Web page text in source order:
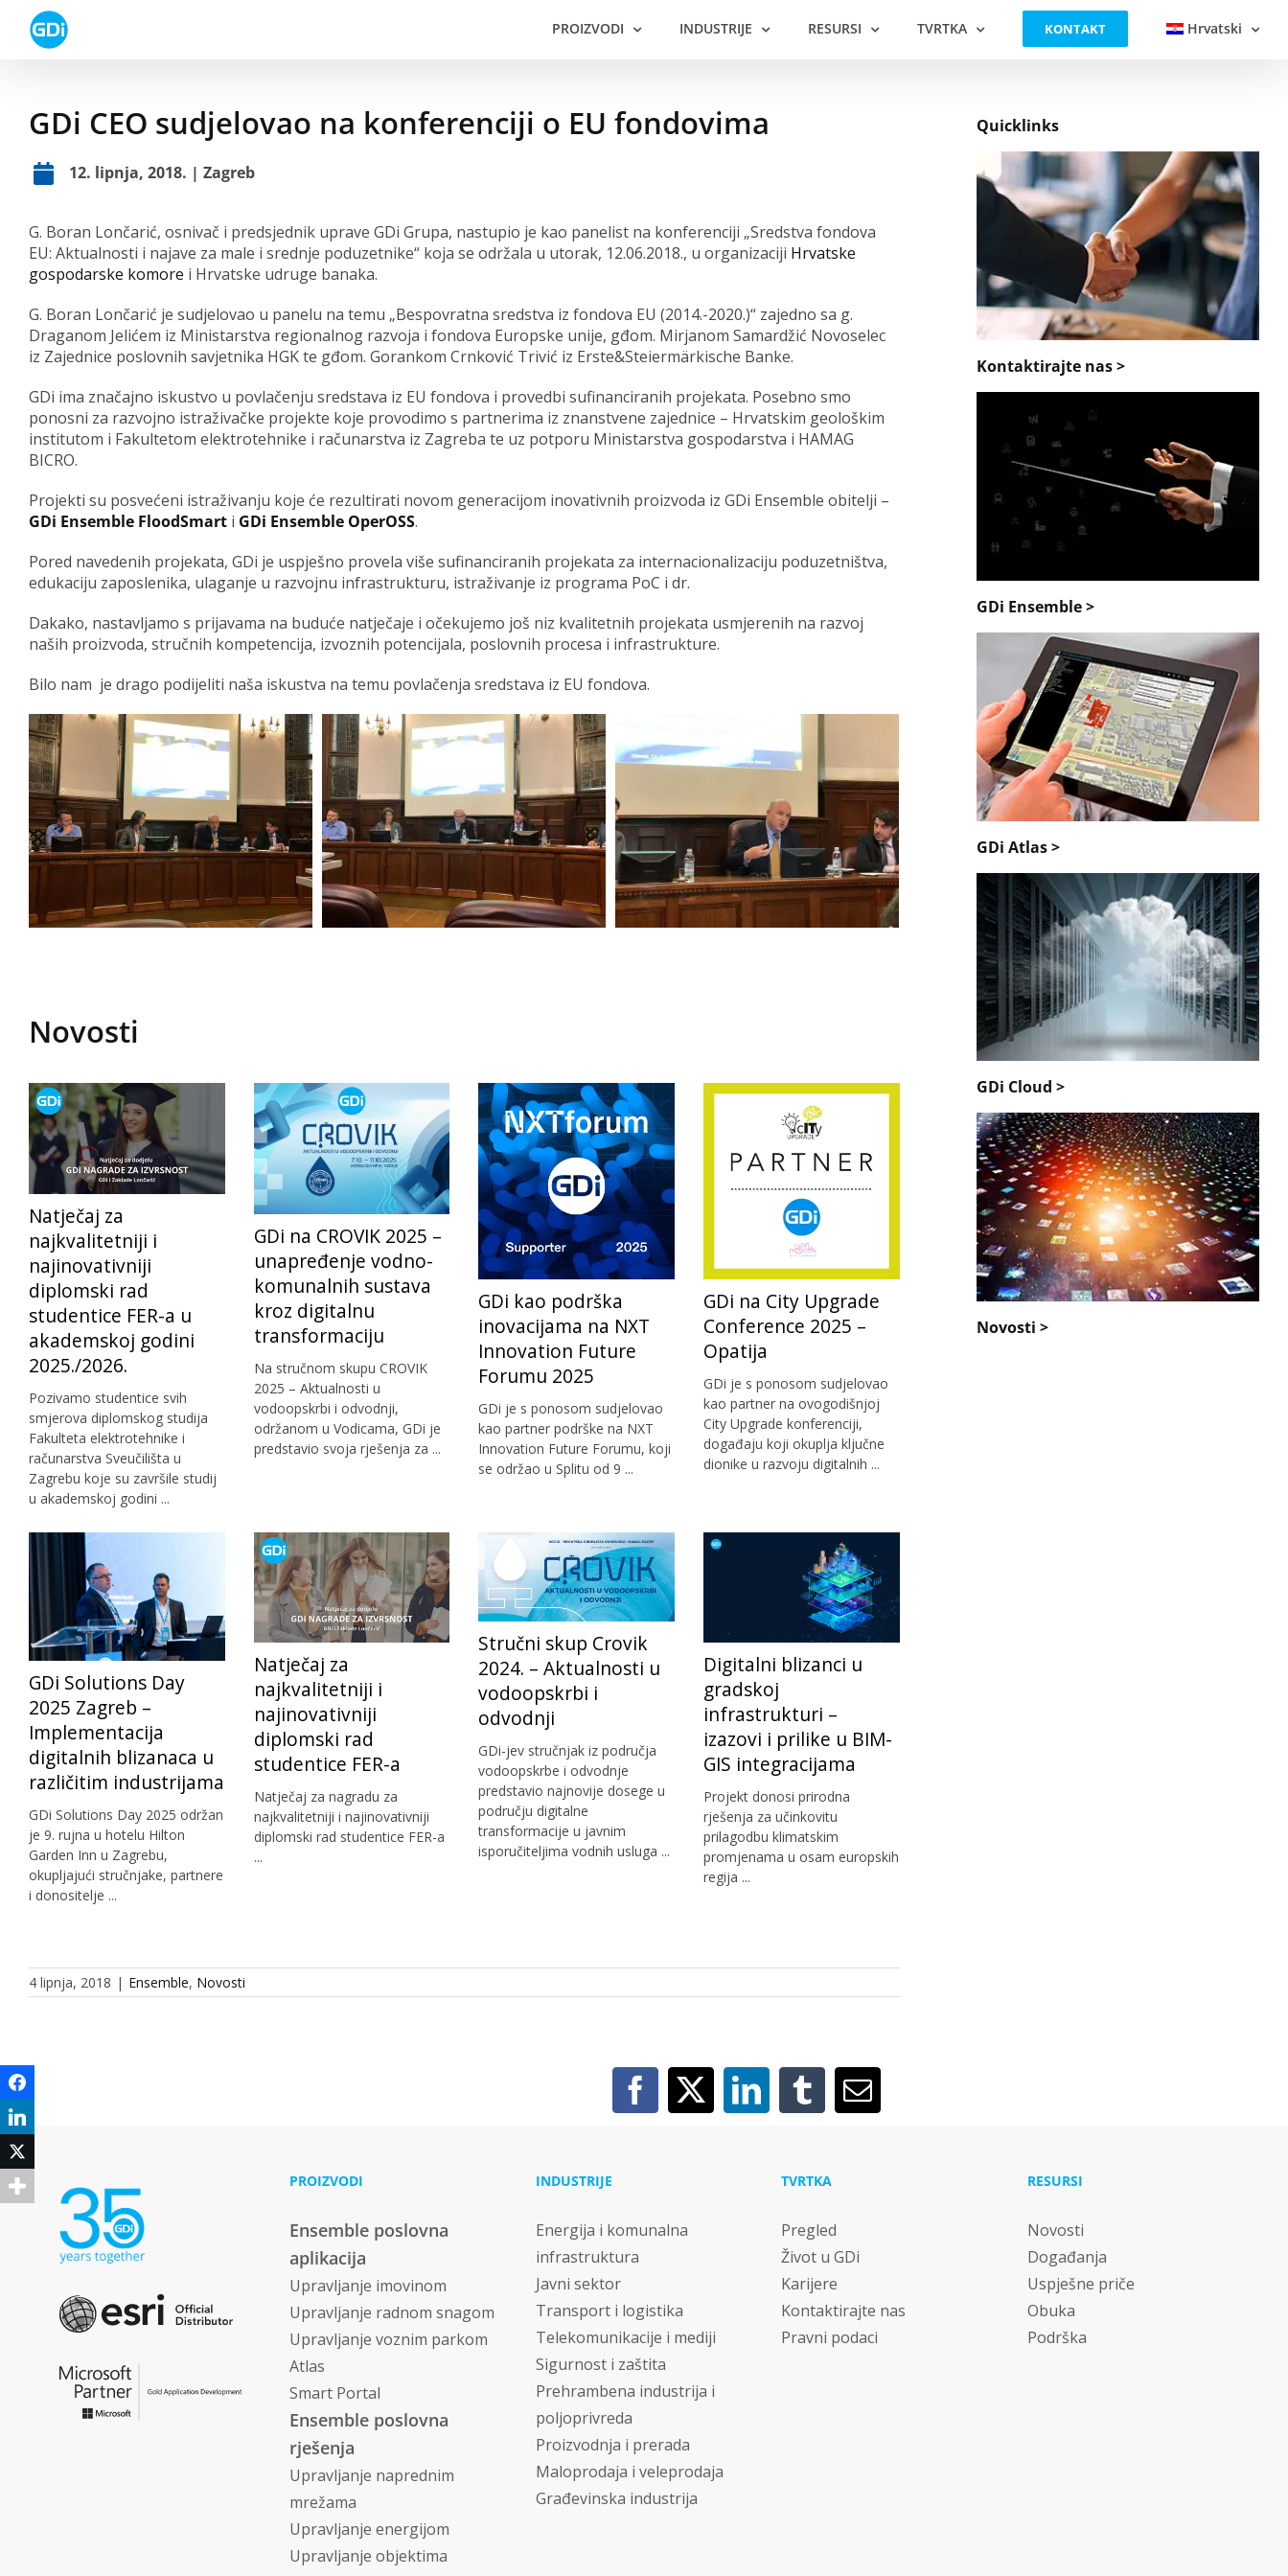
content
PROIZVODI INDUSTRIJE RESURSI TVRTKA KONTAKT Hrvatski
GDi CEO sudjelovao na konferenciji o EU fondovima
12. lipnja, 2018. | Zagreb
G. Boran Lončarić, osnivač i predsjednik uprave GDi Grupa, nastupio je kao panelist na konferenciji „Sredstva fondova
EU: Aktualnosti i najave za male i srednje poduzetnike“ koja se održala u utorak, 12.06.2018., u organizaciji Hrvatske
gospodarske komore i Hrvatske udruge banaka.
G. Boran Lončarić je sudjelovao u panelu na temu „Bespovratna sredstva iz fondova EU (2014.-2020.)“ zajedno sa g.
Draganom Jelićem iz Ministarstva regionalnog razvoja i fondova Europske unije, gđom. Mirjanom Samardžić Novoselec
iz Zajednice poslovnih savjetnika HGK te gđom. Gorankom Crnković Trivić iz Erste&Steiermärkische Banke.
GDi ima značajno iskustvo u povlačenju sredstava iz EU fondova i provedbi sufinanciranih projekata. Posebno smo
ponosni za razvojno istraživačke projekte koje provodimo s partnerima iz znanstvene zajednice – Hrvatskim geološkim
institutom i Fakultetom elektrotehnike i računarstva iz Zagreba te uz potporu Ministarstva gospodarstva i HAMAG
BICRO.
Projekti su posvećeni istraživanju koje će rezultirati novom generacijom inovativnih proizvoda iz GDi Ensemble obitelji –
GDi Ensemble FloodSmart i GDi Ensemble OperOSS.
Pored navedenih projekata, GDi je uspješno provela više sufinanciranih projekata za internacionalizaciju poduzetništva,
edukaciju zaposlenika, ulaganje u razvojnu infrastrukturu, istraživanje iz programa PoC i dr.
Dakako, nastavljamo s prijavama na buduće natječaje i očekujemo još niz kvalitetnih projekata usmjerenih na razvoj
naših proizvoda, stručnih kompetencija, izvoznih potencijala, poslovnih procesa i infrastrukture.
Bilo nam je drago podijeliti naša iskustva na temu povlačenja sredstava iz EU fondova.
Novosti
Natječaj za
najkvalitetniji i
najinovativniji
diplomski rad
studentice FER-a u
akademskoj godini
2025./2026.
Pozivamo studentice svih
smjerova diplomskog studija
Fakulteta elektrotehnike i
računarstva Sveučilišta u
Zagrebu koje su završile studij
u akademskoj godini ...
GDi na CROVIK 2025 –
unapređenje vodno-
komunalnih sustava
kroz digitalnu
transformaciju
Na stručnom skupu CROVIK
2025 – Aktualnosti u
vodoopskrbi i odvodnji,
održanom u Vodicama, GDi je
predstavio svoja rješenja za ...
GDi kao podrška
inovacijama na NXT
Innovation Future
Forumu 2025
GDi je s ponosom sudjelovao
kao partner podrške na NXT
Innovation Future Forumu, koji
se održao u Splitu od 9 ...
GDi na City Upgrade
Conference 2025 –
Opatija
GDi je s ponosom sudjelovao
kao partner na ovogodišnjoj
City Upgrade konferenciji,
događaju koji okuplja ključne
dionike u razvoju digitalnih ...
GDi Solutions Day
2025 Zagreb –
Implementacija
digitalnih blizanaca u
različitim industrijama
GDi Solutions Day 2025 održan
je 9. rujna u hotelu Hilton
Garden Inn u Zagrebu,
okupljajući stručnjake, partnere
i donositelje ...
Natječaj za
najkvalitetniji i
najinovativniji
diplomski rad
studentice FER-a
Natječaj za nagradu za
najkvalitetniji i najinovativniji
diplomski rad studentice FER-a
...
Stručni skup Crovik
2024. – Aktualnosti u
vodoopskrbi i
odvodnji
GDi-jev stručnjak iz područja
vodoopskrbe i odvodnje
predstavio najnovije dosege u
području digitalne
transformacije u javnim
isporučiteljima vodnih usluga ...
Digitalni blizanci u
gradskoj
infrastrukturi –
izazovi i prilike u BIM-
GIS integracijama
Projekt donosi prirodna
rješenja za učinkovitu
prilagodbu klimatskim
promjenama u osam europskih
regija ...
4 lipnja, 2018 | Ensemble, Novosti
Facebook
X LinkedIn
TumblrEmail
Quicklinks
Kontaktirajte nas >
GDi Ensemble >
GDi Atlas >
GDi Cloud >
Novosti >
PROIZVODI
Ensemble poslovna
aplikacija
Upravljanje imovinom
Upravljanje radnom snagom
Upravljanje voznim parkom
Atlas
Smart Portal
Ensemble poslovna
rješenja
Upravljanje naprednim
mrežama
Upravljanje energijom
Upravljanje objektima
INDUSTRIJE
Energija i komunalna
infrastruktura
Javni sektor
Transport i logistika
Telekomunikacije i mediji
Sigurnost i zaštita
Prehrambena industrija i
poljoprivreda
Proizvodnja i prerada
Maloprodaja i veleprodaja
Građevinska industrija
TVRTKA
Pregled
Život u GDi
Karijere
Kontaktirajte nas
Pravni podaci
RESURSI
Novosti
Događanja
Uspješne priče
Obuka
Podrška